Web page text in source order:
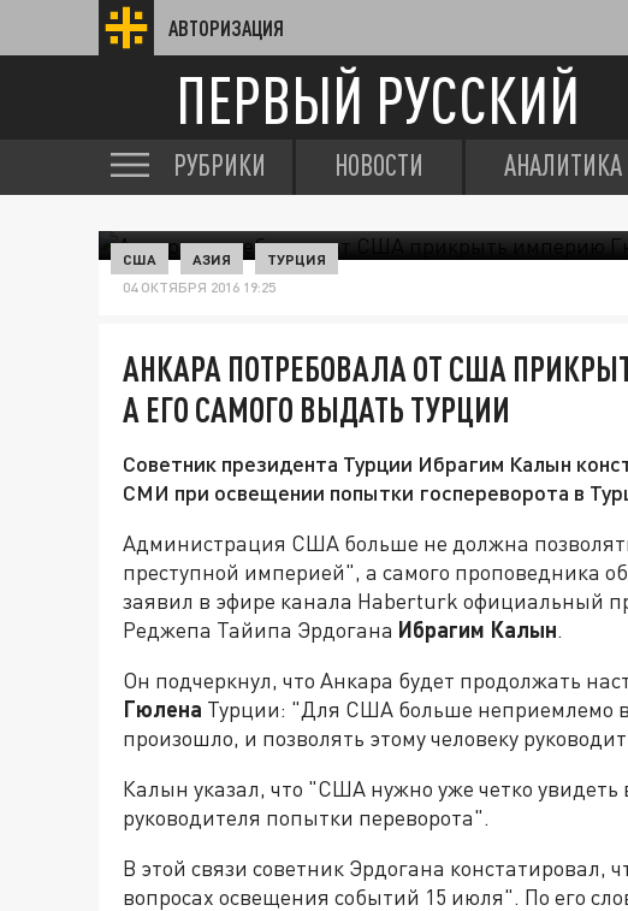
АВТОРИЗАЦИЯ
ПЕРВЫЙ РУССКИЙ
РУБРИКИ НОВОСТИ АНАЛИТИКА
США АЗИЯ ТУРЦИЯ
04 ОКТЯБРЯ 2016 19:25
АНКАРА ПОТРЕБОВАЛА ОТ США
А ЕГО САМОГО ВЫДАТЬ ТУРЦИИ
Советник президента Турции Ибрагим Калын
СМИ при освещении попытки госпереворота в
Администрация США больше не должна
преступной империей", а самого проповедника
заявил в эфире канала Haberturk официальный
Реджепа Тайипа Эрдогана Ибрагим Калын.
Он подчеркнул, что Анкара будет продолжать
Гюлена Турции: "Для США больше неприемлемо
произошло, и позволять этому человеку
Калын указал, что "США нужно уже четко увидеть
руководителя попытки переворота".
В этой связи советник Эрдогана констатировал,
вопросах освещения событий 15 июля". По его